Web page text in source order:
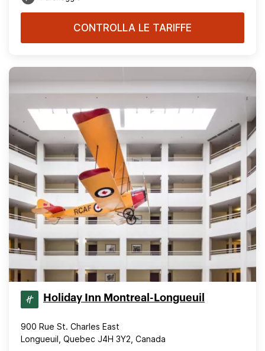
CONTROLLA LE TARIFFE
Holiday Inn Montreal-Longueuil
900 Rue St. Charles East
Longueuil, Quebec J4H 3Y2, Canada